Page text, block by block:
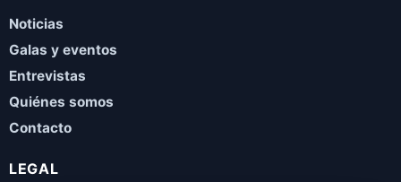
Noticias
Galas y eventos
Entrevistas
Quiénes somos
Contacto
LEGAL